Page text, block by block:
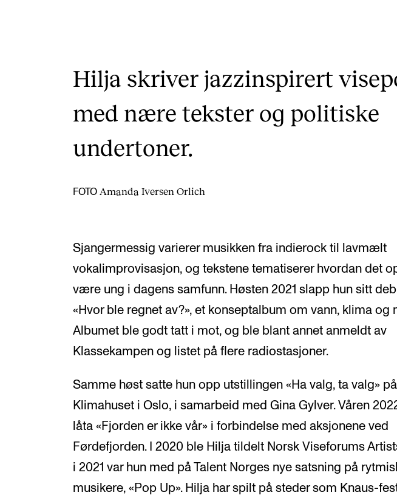
Hilja skriver jazzinspirert
med nære tekster og politiske
undertoner.
FOTO Amanda Iversen Orlich
Sjangermessig varierer musikken fra indierock til lavmælt
vokalimprovisasjon, og tekstene tematiserer hvordan det
være ung i dagens samfunn. Høsten 2021 slapp hun sitt
«Hvor ble regnet av?», et konseptalbum om vann, klima og
Albumet ble godt tatt i mot, og ble blant annet anmeldt av
Klassekampen og listet på flere radiostasjoner.
Samme høst satte hun opp utstillingen «Ha valg, ta valg» på
Klimahuset i Oslo, i samarbeid med Gina Gylver. Våren
låta «Fjorden er ikke vår» i forbindelse med aksjonene ved
Førdefjorden. I 2020 ble Hilja tildelt Norsk Viseforums
i 2021 var hun med på Talent Norges nye satsning på
musikere, «Pop Up». Hilja har spilt på steder som Knaus-